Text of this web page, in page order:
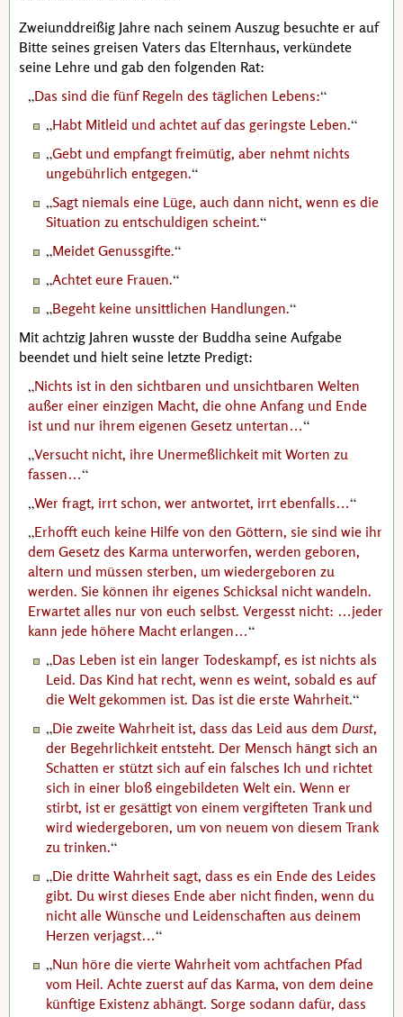
Zweiunddreißig Jahre nach seinem Auszug besuchte er auf
Bitte seines greisen Vaters das Elternhaus, verkündete
seine Lehre und gab den folgenden Rat:
Das sind die fünf Regeln des täglichen Lebens:
Habt Mitleid und achtet auf das geringste Leben.
Gebt und empfangt freimütig, aber nehmt nichts
ungebührlich entgegen.
Sagt niemals eine Lüge, auch dann nicht, wenn es die
Situation zu entschuldigen scheint.
Meidet Genussgifte.
Achtet eure Frauen.
Begeht keine unsittlichen Handlungen.
Mit achtzig Jahren wusste der Buddha seine Aufgabe
beendet und hielt seine letzte Predigt:
Nichts ist in den sichtbaren und unsichtbaren Welten
außer einer einzigen Macht, die ohne Anfang und Ende
ist und nur ihrem eigenen Gesetz untertan…
Versucht nicht, ihre Unermeßlichkeit mit Worten zu
fassen…
Wer fragt, irrt schon, wer antwortet, irrt ebenfalls…
Erhofft euch keine Hilfe von den Göttern, sie sind wie ihr
dem Gesetz des Karma unterworfen, werden geboren,
altern und müssen sterben, um wiedergeboren zu
werden. Sie können ihr eigenes Schicksal nicht wandeln.
Erwartet alles nur von euch selbst. Vergesst nicht: …jeder
kann jede höhere Macht erlangen…
Das Leben ist ein langer Todeskampf, es ist nichts als
Leid. Das Kind hat recht, wenn es weint, sobald es auf
die Welt gekommen ist. Das ist die erste Wahrheit.
Die zweite Wahrheit ist, dass das Leid aus dem Durst,
der Begehrlichkeit entsteht. Der Mensch hängt sich an
Schatten er stützt sich auf ein falsches Ich und richtet
sich in einer bloß eingebildeten Welt ein. Wenn er
stirbt, ist er gesättigt von einem vergifteten Trank und
wird wiedergeboren, um von neuem von diesem Trank
zu trinken.
Die dritte Wahrheit sagt, dass es ein Ende des Leides
gibt. Du wirst dieses Ende aber nicht finden, wenn du
nicht alle Wünsche und Leidenschaften aus deinem
Herzen verjagst…
Nun höre die vierte Wahrheit vom achtfachen Pfad
vom Heil. Achte zuerst auf das Karma, von dem deine
künftige Existenz abhängt. Sorge sodann dafür, dass